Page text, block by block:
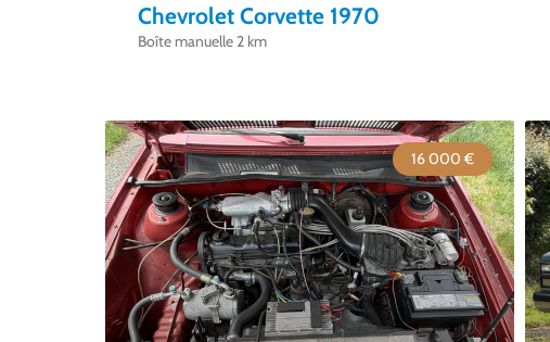
Chevrolet Corvette 1970
Boîte manuelle 2 km
16 000 €